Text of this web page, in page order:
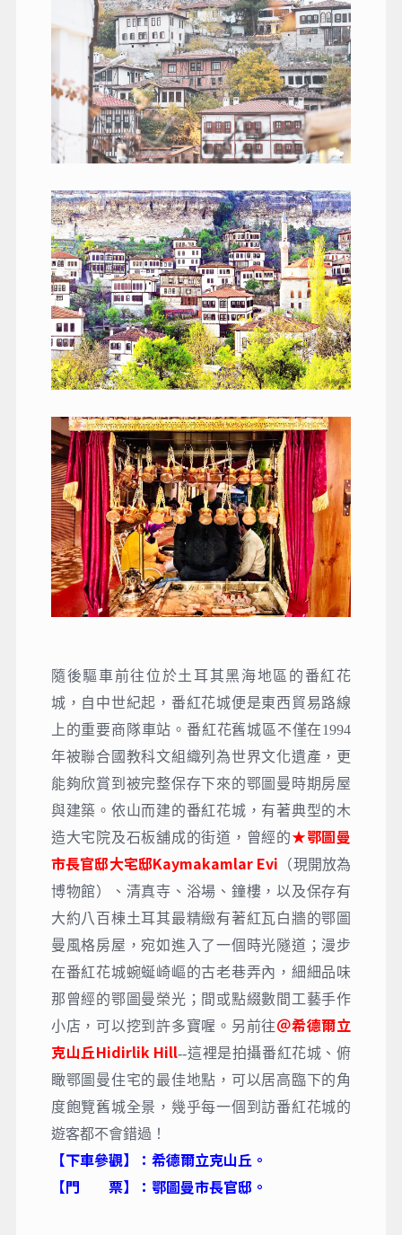
隨後驅車前往位於土耳其黑海地區的番紅花
城，自中世紀起，番紅花城便是東西貿易路線
上的重要商隊車站。番紅花舊城區不僅在1994
年被聯合國教科文組織列為世界文化遺產，更
能夠欣賞到被完整保存下來的鄂圖曼時期房屋
與建築。依山而建的番紅花城，有著典型的木
造大宅院及石板舖成的街道，曾經的★鄂圖曼
市長官邸大宅邸Kaymakamlar Evi （現開放為
博物館）、清真寺、浴場、鐘樓，以及保存有
大約八百棟土耳其最精緻有著紅瓦白牆的鄂圖
曼風格房屋，宛如進入了一個時光隧道；漫步
在番紅花城蜿蜒崎嶇的古老巷弄內，細細品味
那曾經的鄂圖曼榮光；間或點綴數間工藝手作
小店，可以挖到許多寶喔。另前往＠希德爾立
克山丘Hidirlik Hill--這裡是拍攝番紅花城、俯
瞰鄂圖曼住宅的最佳地點，可以居高臨下的角
度飽覽舊城全景，幾乎每一個到訪番紅花城的
遊客都不會錯過！
【下車參觀】：希德爾立克山丘。
【門 票】：鄂圖曼市長官邸。